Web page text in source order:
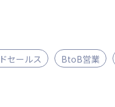
セールス BtoB営業